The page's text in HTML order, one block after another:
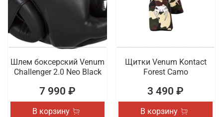
Шлем боксерский Venum
Challenger 2.0 Neo Black
7 990 ₽
В корзину
Щитки Venum Kontact
Forest Camo
3 490 ₽
В корзину